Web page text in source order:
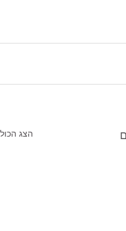
הצג הכול